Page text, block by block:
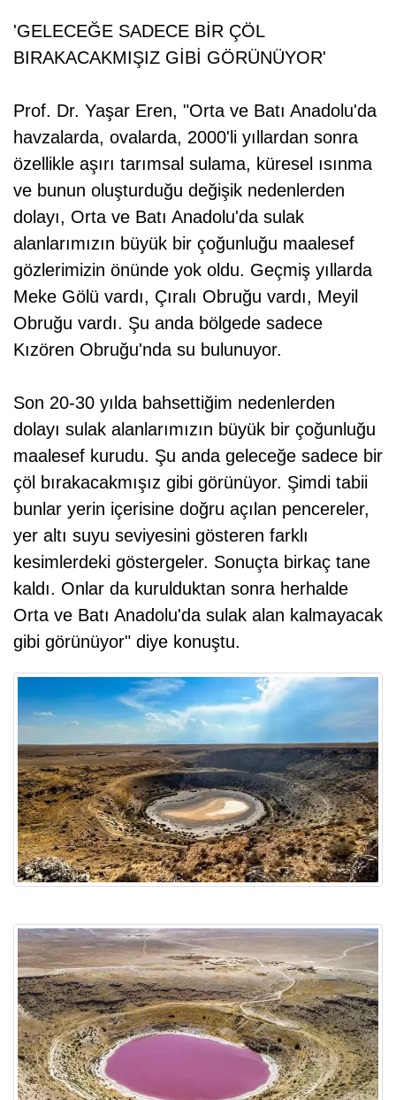
'GELECEĞE SADECE BİR ÇÖL
BIRAKACAKMIŞIZ GİBİ GÖRÜNÜYOR'
Prof. Dr. Yaşar Eren, "Orta ve Batı Anadolu'da
havzalarda, ovalarda, 2000'li yıllardan sonra
özellikle aşırı tarımsal sulama, küresel ısınma
ve bunun oluşturduğu değişik nedenlerden
dolayı, Orta ve Batı Anadolu'da sulak
alanlarımızın büyük bir çoğunluğu maalesef
gözlerimizin önünde yok oldu. Geçmiş yıllarda
Meke Gölü vardı, Çıralı Obruğu vardı, Meyil
Obruğu vardı. Şu anda bölgede sadece
Kızören Obruğu'nda su bulunuyor.
Son 20-30 yılda bahsettiğim nedenlerden
dolayı sulak alanlarımızın büyük bir çoğunluğu
maalesef kurudu. Şu anda geleceğe sadece bir
çöl bırakacakmışız gibi görünüyor. Şimdi tabii
bunlar yerin içerisine doğru açılan pencereler,
yer altı suyu seviyesini gösteren farklı
kesimlerdeki göstergeler. Sonuçta birkaç tane
kaldı. Onlar da kurulduktan sonra herhalde
Orta ve Batı Anadolu'da sulak alan kalmayacak
gibi görünüyor" diye konuştu.